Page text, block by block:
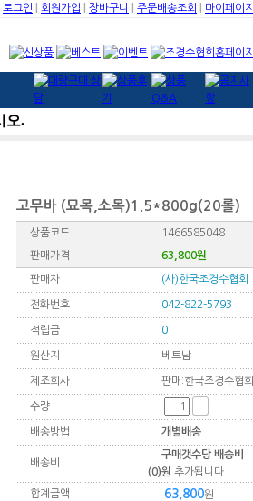
로그인 회원가입 장바구니 주문배송조회 마이페이지
고무바 (묘목,소목)1.5*800g(20롤)
상품코드 1466585048
판매가격 63,800원
판매자 (사)한국조경수협회
전화번호 042-822-5793
적립금 0
원산지 베트남
제조회사 판매:한국조경수협회
수량
배송방법 개별배송
배송비
구매갯수당 배송비
(0)원 추가됩니다
합계금액
63,800원